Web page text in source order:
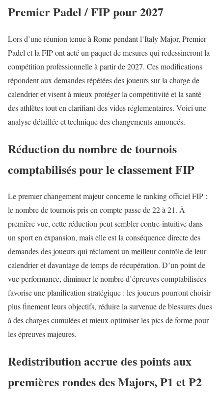
Premier Padel / FIP pour 2027
Lors d’une réunion tenue à Rome pendant l’Italy Major, Premier
Padel et la FIP ont acté un paquet de mesures qui redessineront la
compétition professionnelle à partir de 2027. Ces modifications
répondent aux demandes répétées des joueurs sur la charge de
calendrier et visent à mieux protéger la compétitivité et la santé
des athlètes tout en clarifiant des vides réglementaires. Voici une
analyse détaillée et technique des changements annoncés.
Réduction du nombre de tournois
comptabilisés pour le classement FIP
Le premier changement majeur concerne le ranking officiel FIP :
le nombre de tournois pris en compte passe de 22 à 21. À
première vue, cette réduction peut sembler contre‑intuitive dans
un sport en expansion, mais elle est la conséquence directe des
demandes des joueurs qui réclament un meilleur contrôle de leur
calendrier et davantage de temps de récupération. D’un point de
vue performance, diminuer le nombre d’épreuves comptabilisées
favorise une planification stratégique : les joueurs pourront choisir
plus finement leurs objectifs, réduire la survenue de blessures dues
à des charges cumulées et mieux optimiser les pics de forme pour
les épreuves majeures.
Redistribution accrue des points aux
premières rondes des Majors, P1 et P2